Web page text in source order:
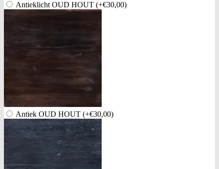
Antieklicht OUD HOUT (+€30,00)
Antiek OUD HOUT (+€30,00)